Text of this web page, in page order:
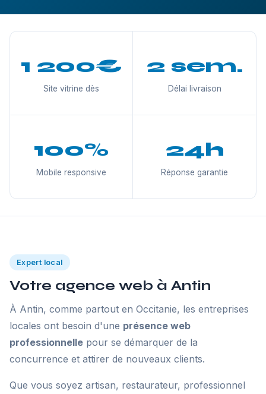
1 200€
Site vitrine dès
2 sem.
Délai livraison
100%
Mobile responsive
24h
Réponse garantie
Expert local
Votre agence web à Antin
À Antin, comme partout en Occitanie, les entreprises
locales ont besoin d'une présence web
professionnelle pour se démarquer de la
concurrence et attirer de nouveaux clients.
Que vous soyez artisan, restaurateur, professionnel